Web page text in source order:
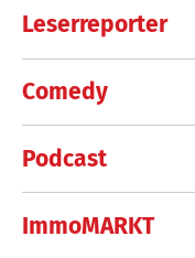
Leserreporter
Comedy
Podcast
ImmoMARKT